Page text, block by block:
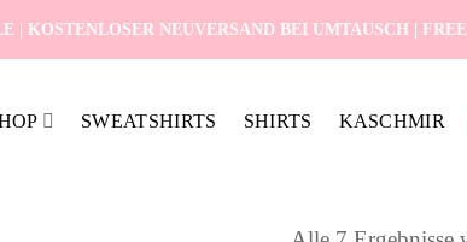
| KOSTENLOSER NEUVERSAND BEI UMTAUSCH |
SWEATSHIRTS SHIRTS KASCHMIR